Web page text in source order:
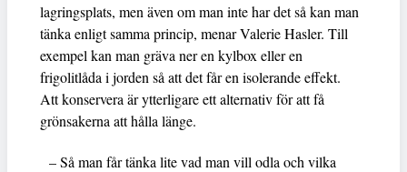
lagringsplats, men även om man inte har det så kan man
tänka enligt samma princip, menar Valerie Hasler. Till
exempel kan man gräva ner en kylbox eller en
frigolitlåda i jorden så att det får en isolerande effekt.
Att konservera är ytterligare ett alternativ för att få
grönsakerna att hålla länge.
– Så man får tänka lite vad man vill odla och vilka